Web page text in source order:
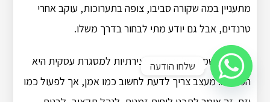
מתעניין במה שקורה סביבו, צופה בתערוכות, עוקב אחרי
טרנדים, אבל גם יודע מתי לבחור בדרך משלו.
היכולת לשמור על איזון בין יצירתיות למסגרת עסקית היא
המפתח. מעצב צריך לדעת לחשוב כמו אמן, אך לפעול כמו
שלחו הודעה